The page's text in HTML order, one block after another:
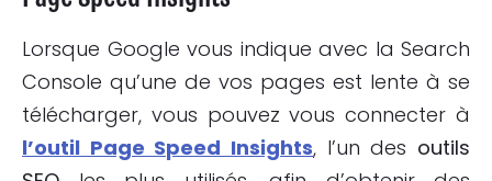
Lorsque Google vous indique avec la Search
Console qu’une de vos pages est lente à se
télécharger, vous pouvez vous connecter à
l’outil Page Speed Insights, l’un des outils